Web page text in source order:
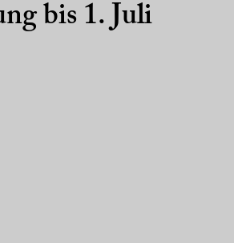
bis 1. Juli